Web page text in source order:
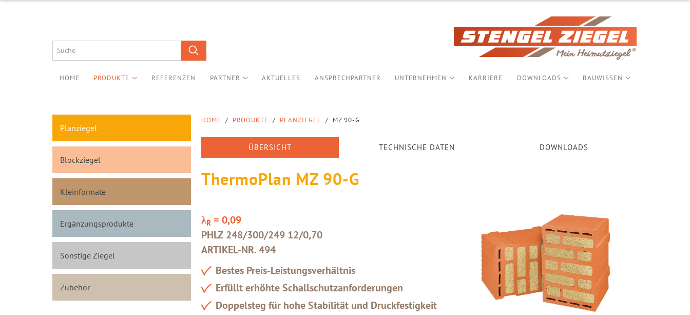
HOME PRODUKTE REFERENZEN PARTNER AKTUELLES ANSPRECHPARTNER UNTERNEHMEN KARRIERE DOWNLOADS BAUWISSEN
HOME / PRODUKTE / PLANZIEGEL / MZ 90-G
ÜBERSICHT TECHNISCHE DATEN DOWNLOADS
ThermoPlan MZ 90-G
λR = 0,09
PHLZ 248/300/249 12/0,70
ARTIKEL-NR. 494
Bestes Preis-Leistungsverhältnis
Erfüllt erhöhte Schallschutzanforderungen
Doppelsteg für hohe Stabilität und Druckfestigkeit
Planziegel
Blockziegel
Kleinformate
Ergänzungsprodukte
Sonstige Ziegel
Zubehör